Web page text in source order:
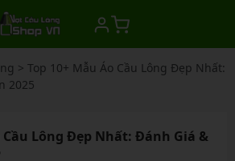
> Top 10+ Mẫu Áo Cầu Lông Đẹp Nhất:
2025
Cầu Lông Đẹp Nhất: Đánh Giá &